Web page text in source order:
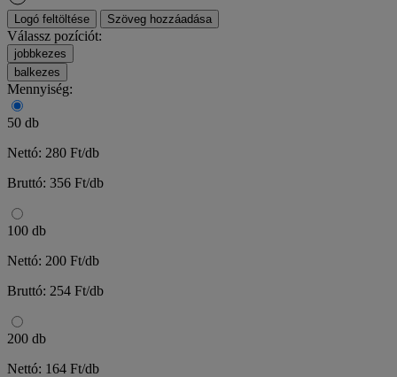
Logó feltöltése Szöveg hozzáadása
Válassz pozíciót:
jobbkezes
balkezes
Mennyiség:
50 db
Nettó: 280 Ft/db
Bruttó: 356 Ft/db
100 db
Nettó: 200 Ft/db
Bruttó: 254 Ft/db
200 db
Nettó: 164 Ft/db